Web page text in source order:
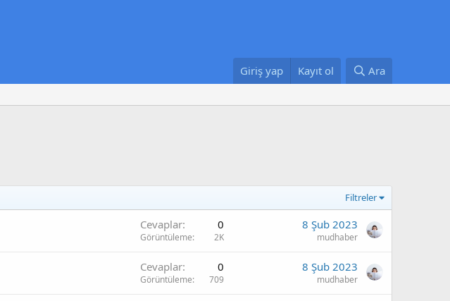
Giriş yap Kayıt ol Ara
Filtreler
Cevaplar 0
Görüntüleme 2K
8 Şub 2023
mudhaber
Cevaplar 0
Görüntüleme 709
8 Şub 2023
mudhaber